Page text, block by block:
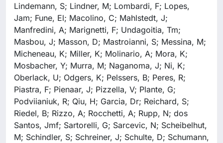
Lindemann, S; Lindner, M; Lombardi, F; Lopes,
Jam; Fune, El; Macolino, C; Mahlstedt, J;
Manfredini, A; Marignetti, F; Undagoitia, Tm;
Masbou, J; Masson, D; Mastroianni, S; Messina, M;
Micheneau, K; Miller, K; Molinario, A; Mora, K;
Mosbacher, Y; Murra, M; Naganoma, J; Ni, K;
Oberlack, U; Odgers, K; Pelssers, B; Peres, R;
Piastra, F; Pienaar, J; Pizzella, V; Plante, G;
Podviianiuk, R; Qiu, H; Garcia, Dr; Reichard, S;
Riedel, B; Rizzo, A; Rocchetti, A; Rupp, N; dos
Santos, Jmf; Sartorelli, G; Sarcevic, N; Scheibelhut,
M; Schindler, S; Schreiner, J; Schulte, D; Schumann,